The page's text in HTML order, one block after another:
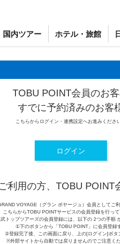
国内ツアー ホテル・旅館
TOBU POINT会員のお
すでに予約済みのお客
こちらからログイン・連携設定へお進みください
ログイン
利用の方、TOBU POINT
VOYAGE（グラン ボヤージュ）会員としてご
こちらからTOBU POINTサービスの会員登録を行って
トップツアーズの会員登録には、以下の 2つの手順
①下のボタンから「TOBU POINT」に会員登録
②登録完了後、この画面に戻り、上の[ログイン]ボタ
※外部サイトから自動では戻りませんのでご注意くだ